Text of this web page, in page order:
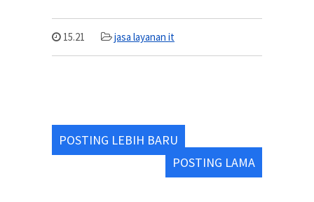
15.21 jasa layanan it
POSTING LEBIH BARU
POSTING LAMA